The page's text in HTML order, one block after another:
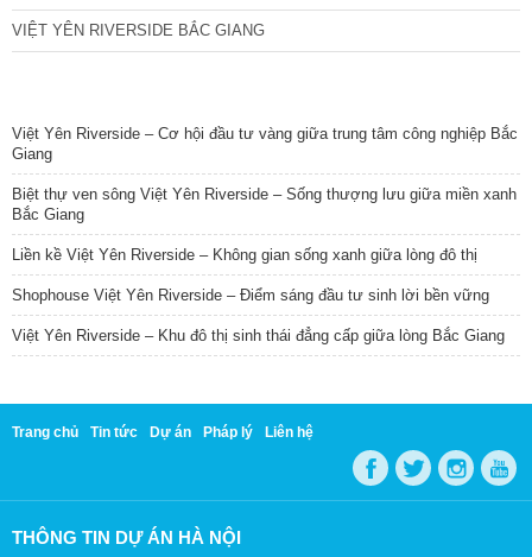
VIỆT YÊN RIVERSIDE BẮC GIANG
Việt Yên Riverside – Cơ hội đầu tư vàng giữa trung tâm công nghiệp Bắc
Giang
Biệt thự ven sông Việt Yên Riverside – Sống thượng lưu giữa miền xanh
Bắc Giang
Liền kề Việt Yên Riverside – Không gian sống xanh giữa lòng đô thị
Shophouse Việt Yên Riverside – Điểm sáng đầu tư sinh lời bền vững
Việt Yên Riverside – Khu đô thị sinh thái đẳng cấp giữa lòng Bắc Giang
Trang chủ Tin tức Dự án Pháp lý Liên hệ
THÔNG TIN DỰ ÁN HÀ NỘI